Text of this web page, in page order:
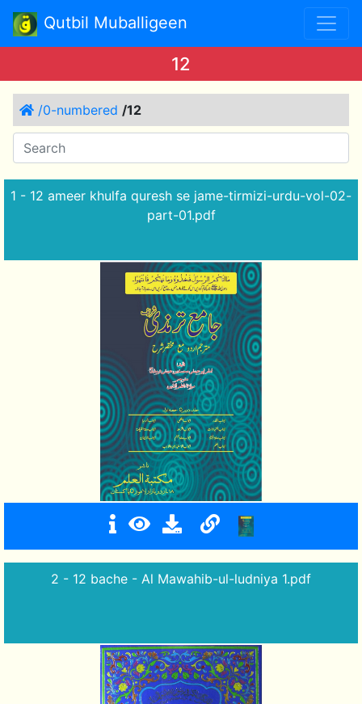
Qutbil Muballigeen
12
/0-numbered /12
1 - 12 ameer khulfa quresh se jame-tirmizi-urdu-vol-02-
part-01.pdf
2 - 12 bache - Al Mawahib-ul-ludniya 1.pdf